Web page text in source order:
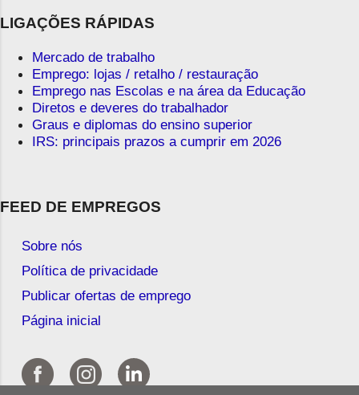
LIGAÇÕES RÁPIDAS
Mercado de trabalho
Emprego: lojas / retalho / restauração
Emprego nas Escolas e na área da Educação
Diretos e deveres do trabalhador
Graus e diplomas do ensino superior
IRS: principais prazos a cumprir em 2026
FEED DE EMPREGOS
Sobre nós
Política de privacidade
Publicar ofertas de emprego
Página inicial